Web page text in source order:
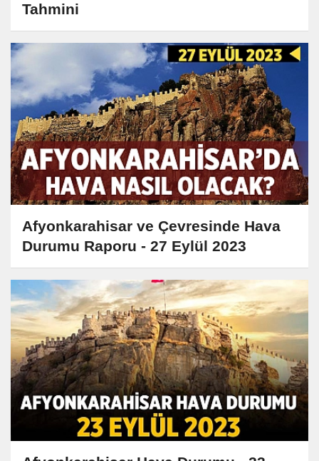
Tahmini
Afyonkarahisar ve Çevresinde Hava
Durumu Raporu - 27 Eylül 2023